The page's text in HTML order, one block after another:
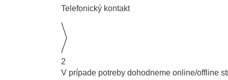
Telefonický kontakt
2
V prípade potreby dohodneme online/offline